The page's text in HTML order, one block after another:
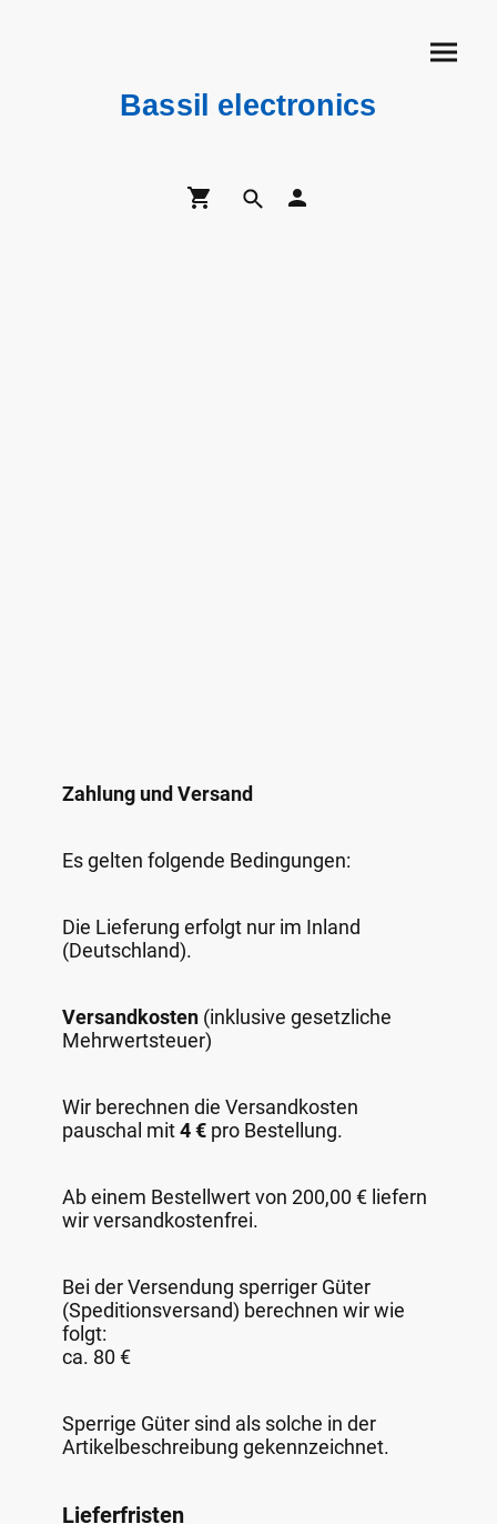
Bassil electronics
Zahlung und Versand
Es gelten folgende Bedingungen:
Die Lieferung erfolgt nur im Inland
(Deutschland).
Versandkosten (inklusive gesetzliche
Mehrwertsteuer)
Wir berechnen die Versandkosten
pauschal mit4 € pro Bestellung.
Ab einem Bestellwert von 200,00 € liefern
wir versandkostenfrei.
Bei der Versendung sperriger Güter
(Speditionsversand) berechnen wir wie
folgt:
ca. 80 €
Sperrige Güter sind als solche in der
Artikelbeschreibung gekennzeichnet.
Lieferfristen